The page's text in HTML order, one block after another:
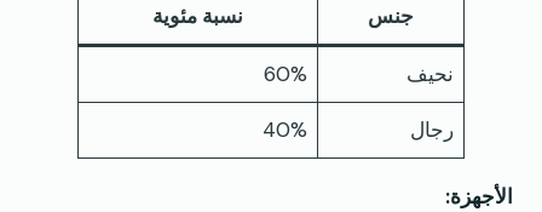
جنس نسبة مئوية
نحيف 60%
رجال 40%
الأجهزة: